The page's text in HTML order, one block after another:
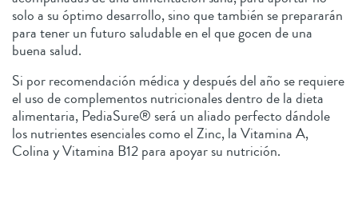
solo a su óptimo desarrollo, sino que también se prepararán
para tener un futuro saludable en el que gocen de una
buena salud.
Si por recomendación médica y después del año se requiere
el uso de complementos nutricionales dentro de la dieta
alimentaria, PediaSure® será un aliado perfecto dándole
los nutrientes esenciales como el Zinc, la Vitamina A,
Colina y Vitamina B12 para apoyar su nutrición.